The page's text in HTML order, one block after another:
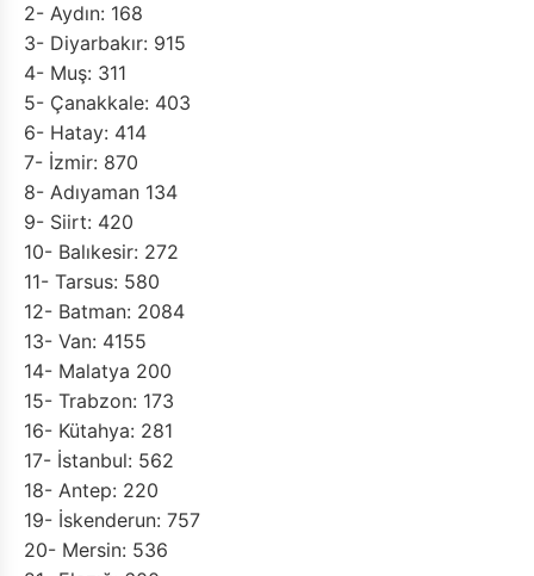
2- Aydın: 168
3- Diyarbakır: 915
4- Muş: 311
5- Çanakkale: 403
6- Hatay: 414
7- İzmir: 870
8- Adıyaman 134
9- Siirt: 420
10- Balıkesir: 272
11- Tarsus: 580
12- Batman: 2084
13- Van: 4155
14- Malatya 200
15- Trabzon: 173
16- Kütahya: 281
17- İstanbul: 562
18- Antep: 220
19- İskenderun: 757
20- Mersin: 536